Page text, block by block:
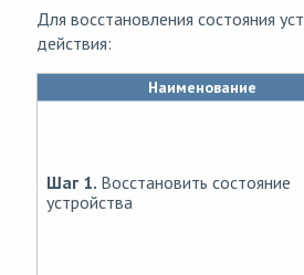
Для восстановления состояния
действия:
Наименование
Шаг 1. Восстановить состояние
устройства